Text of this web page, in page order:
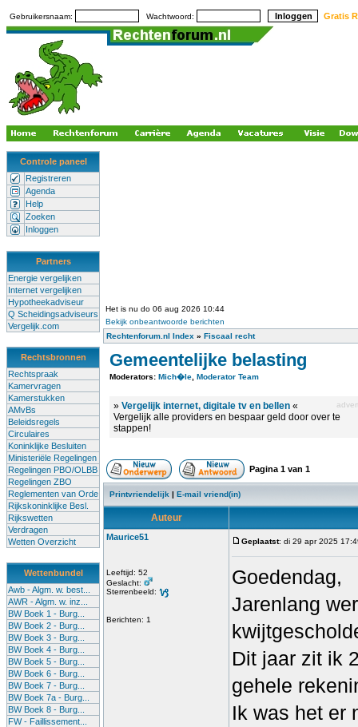
Gebruikersnaam: Wachtwoord: Gratis
Controle paneel
Registreren
Agenda
Help
Zoeken
Inloggen
Partners
Energie vergelijken
Internet vergelijken
Hypotheekadviseur
Q Scheidingsadviseurs
Vergelijk.com
Rechtsbronnen
Rechtspraak
Kamervragen
Kamerstukken
AMvBs
Beleidsregels
Circulaires
Koninklijke Besluiten
Ministeriële Regelingen
Regelingen PBO/OLBB
Regelingen ZBO
Reglementen van Orde
Rijkskoninklijke Besl.
Rijkswetten
Verdragen
Wetten Overzicht
Wettenbundel
Awb - Algm. w. best...
AWR - Algm. w. inz...
BW Boek 1 - Burg...
BW Boek 2 - Burg...
BW Boek 3 - Burg...
BW Boek 4 - Burg...
BW Boek 5 - Burg...
BW Boek 6 - Burg...
BW Boek 7 - Burg...
BW Boek 7a - Burg...
BW Boek 8 - Burg...
FW - Faillissement...
Het is nu do 06 aug 2026 10:44
Bekijk onbeantwoorde berichten
Rechtenforum.nl Index » Fiscaal recht
Gemeentelijke belasting
Moderators: Mich�le Moderator Team
» Vergelijk internet, digitale tv en bellen «
Vergelijk alle providers en bespaar geld door over te
stappen!
Pagina 1 van 1
Printvriendelijk | E-mail vriend(in)
Auteur
Maurice51
Leeftijd: 52
Geslacht:
Sterrenbeeld:
Berichten: 1
Geplaatst: di 29 apr 2025
Goedendag,
Jarenlang
Dit jaar zit ik
gehele
Ik was het er